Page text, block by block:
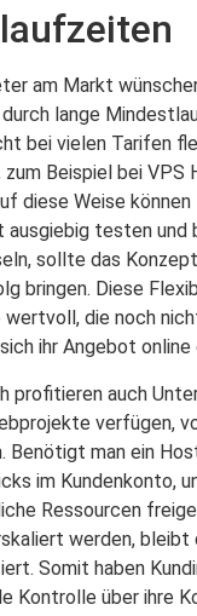
am Markt
durch lange
bei vielen Tarifen
Beispiel bei VPS
diese Weise können
ausgiebig testen und
sollte das
bringen. Diese
die noch
ihr Angebot
profitieren auch
verfügen,
Benötigt man ein
im Kundenkonto,
Ressourcen
werden,
Somit haben
Kontrolle über ihre